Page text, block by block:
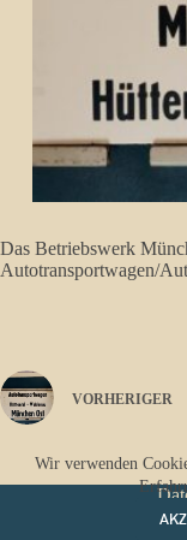
Wir verwenden
Das Betriebswerk
Autotransportwagen/
VORHERIGER